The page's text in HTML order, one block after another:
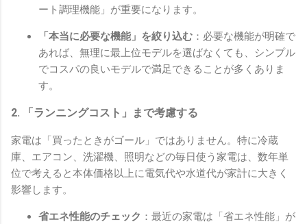
ート調理機能」が重要になります。
「本当に必要な機能」を絞り込む ：必要な機能が明確で
あれば、無理に最上位モデルを選ばなくても、シンプル
でコスパの良いモデルで満足できることが多くありま
す。
2. 「ランニングコスト」まで考慮する
家電は「買ったときがゴール」ではありません。特に冷蔵
庫、エアコン、洗濯機、照明などの毎日使う家電は、数年単
位で考えると本体価格以上に電気代や水道代が家計に大きく
影響します。
省エネ性能のチェック ：最近の家電は「省エネ性能」が